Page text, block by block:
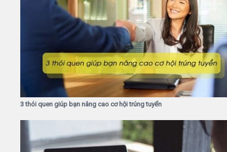
3 thói quen giúp bạn nâng cao cơ hội trúng tuyển